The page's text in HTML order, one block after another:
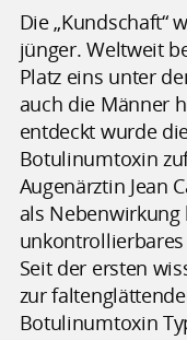
Die „Kundschaft“
jünger. Weltweit
Platz eins unter
auch die Männer
entdeckt wurde
Botulinumtoxin
Augenärztin Jean
als Nebenwirkung
Seit der ersten
zur
Botulinumtoxin